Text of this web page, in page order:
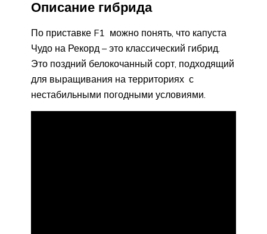
Описание гибрида
По приставке F1 можно понять, что капуста
Чудо на Рекорд – это классический гибрид.
Это поздний белокочанный сорт, подходящий
для выращивания на территориях с
нестабильными погодными условиями.